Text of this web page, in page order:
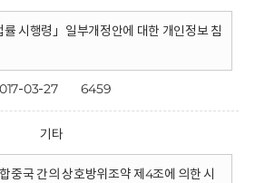
률 시행령」일부개정안에 대한 개인정보 침
03-27 6459
기타
중국 간의 상호방위조약 제4조에 의한 시